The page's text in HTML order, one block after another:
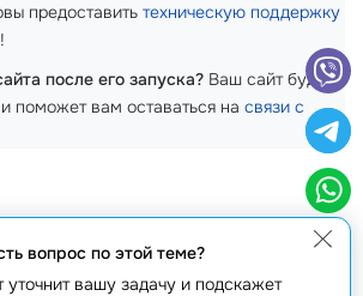
предоставить техническую поддержку
после его запуска? Ваш сайт будет
поможет вам оставаться на связи с
предложение
вопрос по этой теме?
уточнит вашу задачу и подскажет